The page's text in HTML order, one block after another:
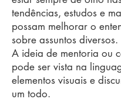
tendências, estudos e
possam melhorar o
sobre assuntos diversos.
A ideia de mentoria ou
pode ser vista na
elementos visuais e
um todo.